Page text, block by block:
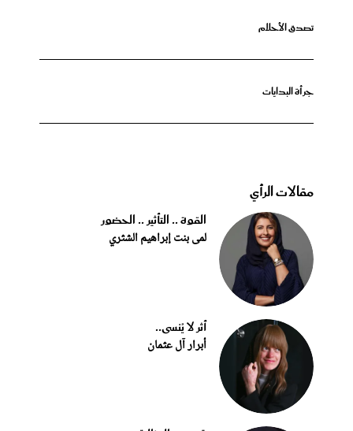
تصدق الأحلام
جرأة البدايات
مقالات الرأي
القوة .. التأثير .. الحضور
لمى بنت إبراهيم الشثري
أثر لا يُنسى..
أبرار آل عثمان